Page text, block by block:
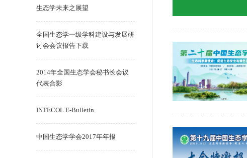
生态学未来之展望
全国生态学一级学科建设与发展研
讨会会议报告下载
2014年全国生态学会秘书长会议
代表合影
INTECOL E-Bulletin
中国生态学学会2017年年报